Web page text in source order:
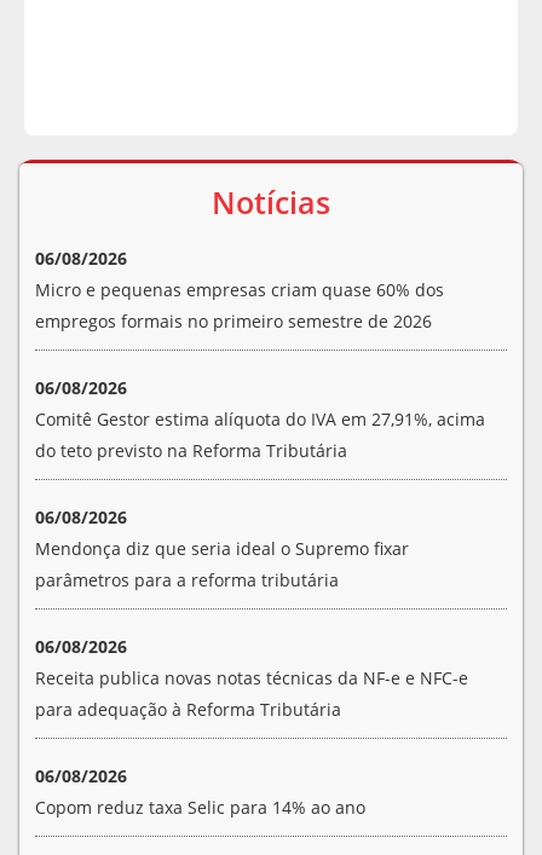
Notícias
06/08/2026
Micro e pequenas empresas criam quase 60% dos
empregos formais no primeiro semestre de 2026
06/08/2026
Comitê Gestor estima alíquota do IVA em 27,91%, acima
do teto previsto na Reforma Tributária
06/08/2026
Mendonça diz que seria ideal o Supremo fixar
parâmetros para a reforma tributária
06/08/2026
Receita publica novas notas técnicas da NF-e e NFC-e
para adequação à Reforma Tributária
06/08/2026
Copom reduz taxa Selic para 14% ao ano